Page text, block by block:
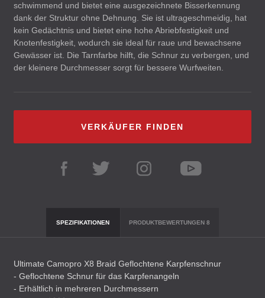
schwimmend und bietet eine ausgezeichnete Bisserkennung
dank der Struktur ohne Dehnung. Sie ist ultrageschmeidig, hat
kein Gedächtnis und bietet eine hohe Abriebfestigkeit und
Knotenfestigkeit, wodurch sie ideal für raue und bewachsene
Gewässer ist. Die Tarnfarbe hilft, die Schnur zu verbergen, und
der kleinere Durchmesser sorgt für bessere Wurfweiten.
VERKÄUFER FINDEN
SPEZIFIKATIONEN PRODUKTBEWERTUNGEN8
Ultimate Camopro X8 Braid Geflochtene Karpfenschnur
- Geflochtene Schnur für das Karpfenangeln
- Erhältlich in mehreren Durchmessern